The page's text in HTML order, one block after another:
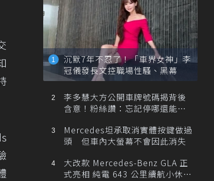
沉默7年不忍了！「車界女神」李
冠儀發長文控職場性騷、黑幕
李多慧大方公開車牌號碼揭背後
含意！粉絲讚：忘記停哪還能幫
Mercedes坦承取消實體按鍵做過
頭 但車內大螢幕不會因此消失
大改款 Mercedes-Benz GLA 正
式亮相 純電 643 公里續航小休